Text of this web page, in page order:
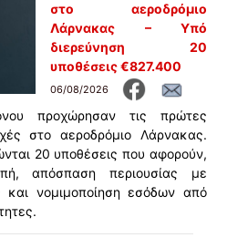
στο αεροδρόμιο
Λάρνακας – Υπό
διερεύνηση 20
υποθέσεις €827.400
06/08/2026
προχώρησαν τις πρώτες
στο αεροδρόμιο Λάρνακας.
20 υποθέσεις που αφορούν,
απόσπαση περιουσίας με
και νομιμοποίηση εσόδων από